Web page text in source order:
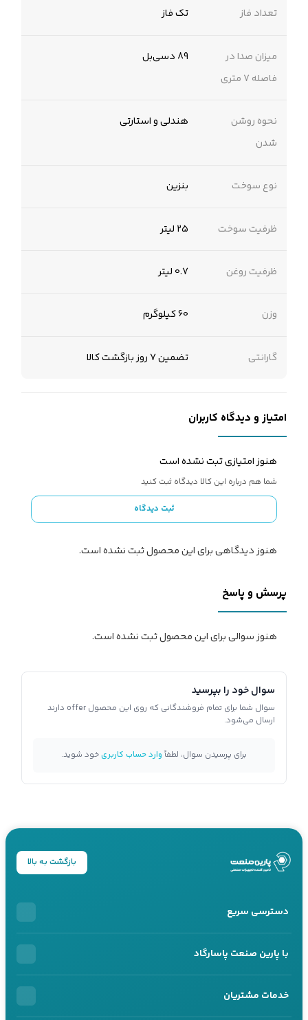
تعداد فاز تک فاز
میزان صدا در
فاصله 7 متری
89 دسی‌بل
نحوه روشن
شدن
هندلی و استارتی
نوع سوخت بنزین
ظرفیت سوخت 25 لیتر
ظرفیت روغن 0.7 لیتر
وزن 60 کیلوگرم
گارانتی تضمین 7 روز بازگشت کالا
امتیاز و دیدگاه کاربران
هنوز امتیازی ثبت نشده است
شما هم درباره این کالا دیدگاه ثبت کنید
ثبت دیدگاه
هنوز دیدگاهی برای این محصول ثبت نشده است.
پرسش و پاسخ
هنوز سوالی برای این محصول ثبت نشده است.
سوال خود را بپرسید
سوال شما برای تمام فروشندگانی که روی این محصول offer دارند
ارسال می‌شود.
برای پرسیدن سوال، لطفاًوارد حساب کاربریخود شوید.
بازگشت به بالا
دسترسی سریع
محصولات اقساطی
خرید سازمانی
با پارین صنعت پاسارگاد
تماس با ما
خدمات مشتریان